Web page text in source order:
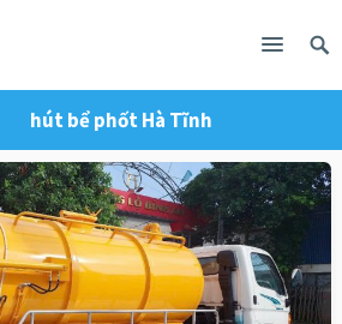
hút bể phốt Hà Tĩnh